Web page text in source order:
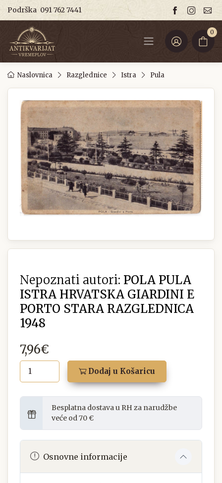
Podrška 091 762 7441
0
Naslovnica Razglednice Istra Pula
Nepoznati autori: POLA PULA
ISTRA HRVATSKA GIARDINI E
PORTO STARA RAZGLEDNICA
1948
7,96€
Dodaj u Košaricu
Besplatna dostava u RH za narudžbe
veće od 70 €
Osnovne informacije